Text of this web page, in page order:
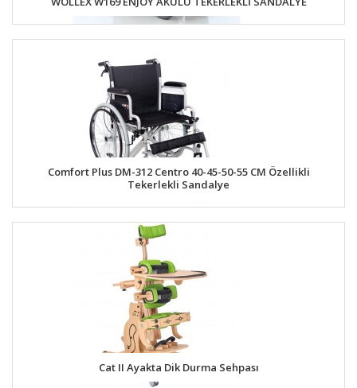
Comfort Plus DM-312 Centro 40-45-50-55 CM Özellikli
Tekerlekli Sandalye
Cat II Ayakta Dik Durma Sehpası